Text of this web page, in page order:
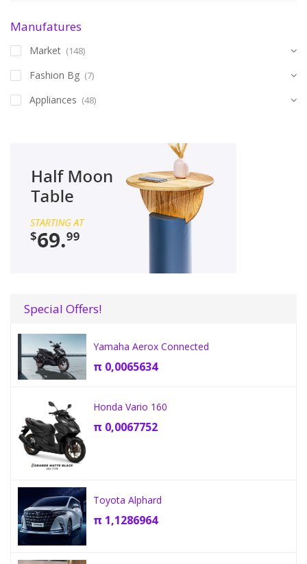
Manufatures
Market (148)
Fashion Bg (7)
Appliances (48)
Special Offers!
Yamaha Aerox Connected
π 0,0065634
Honda Vario 160
π 0,0067752
Toyota Alphard
π 1,1286964